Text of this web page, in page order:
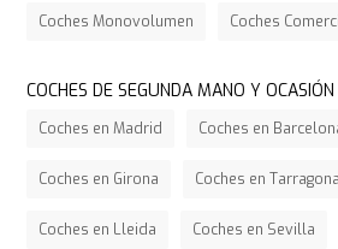
Coches Monovolumen Coches
COCHES DE SEGUNDA MANO Y
Coches en Madrid Coches en
Coches en Girona Coches en Tarragona
Coches en Lleida Coches en Sevilla